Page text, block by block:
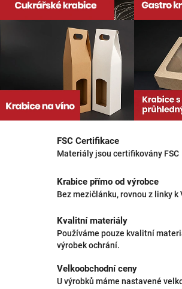
FSC Certifikace
Materiály jsou certifikovány FSC
Krabice přímo od výrobce
Bez mezičlánku, rovnou z linky k
Kvalitní materiály
Používáme pouze kvalitní
výrobek ochrání.
Velkoobchodní ceny
U výrobků máme nastavené